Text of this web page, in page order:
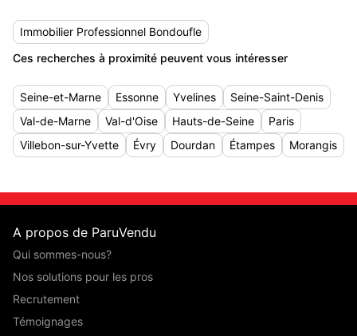
Immobilier Professionnel Bondoufle
Ces recherches à proximité peuvent vous intéresser
Seine-et-Marne Essonne Yvelines
Seine-Saint-Denis
Val-de-Marne
Val-d'Oise Hauts-de-Seine
Paris
Villebon-sur-Yvette
Évry Dourdan Étampes Morangis
A propos de ParuVendu
Qui sommes-nous?
Nos solutions pour les pros
Recrutement
Témoignages